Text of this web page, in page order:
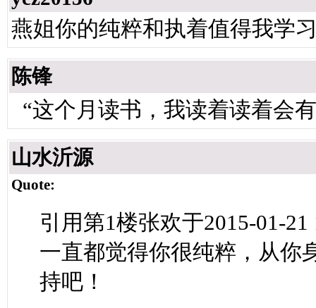
燕姐你的纯粹和执着值得我学
陈锋
“这个月读书，我读着读着会
山水沂源
Quote:
引用第1楼张欢于2015-01-
一直都觉得你很纯粹，从你
持吧！